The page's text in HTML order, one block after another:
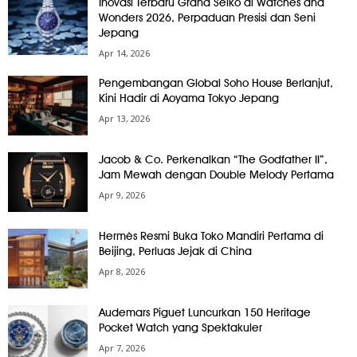
Wonders 2026, Perpaduan Presisi dan Seni
Jepang
Apr 14, 2026
Pengembangan Global Soho House Berlanjut,
Kini Hadir di Aoyama Tokyo Jepang
Apr 13, 2026
Jacob & Co. Perkenalkan “The Godfather II”,
Jam Mewah dengan Double Melody Pertama
Apr 9, 2026
Hermès Resmi Buka Toko Mandiri Pertama di
Beijing, Perluas Jejak di China
Apr 8, 2026
Audemars Piguet Luncurkan 150 Heritage
Pocket Watch yang Spektakuler
Apr 7, 2026